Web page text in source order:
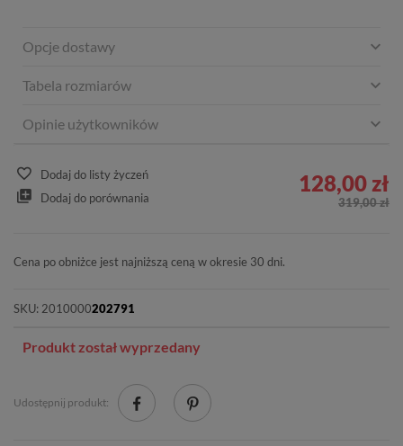
Opcje dostawy
Tabela rozmiarów
Opinie użytkowników
Dodaj do listy życzeń
Dodaj do porównania
128,00 zł
319,00 zł
Cena po obniżce jest najniższą ceną w okresie 30 dni.
SKU: 2010000202791
Produkt został wyprzedany
Udostępnij produkt: